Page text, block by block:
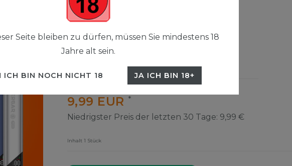
Flerbar Pods Paket
9,99 EUR *
Niedrigster Preis der letzten 30 Tage: 9,99 €
Inhalt 1 Stück
Seite bleiben zu dürfen, müssen Sie mindestens 18
Jahre alt sein.
ICH BIN NOCH NICHT 18 JA ICH BIN 18+